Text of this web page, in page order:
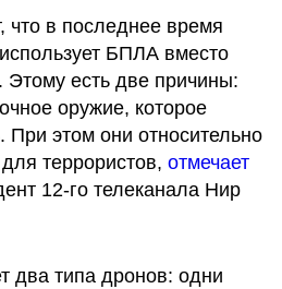
в последнее время
БПЛА вместо
Этому есть две причины:
оружие, которое
При этом они относительно
террористов, отмечает
12-го телеканала Нир
два типа дронов: одни